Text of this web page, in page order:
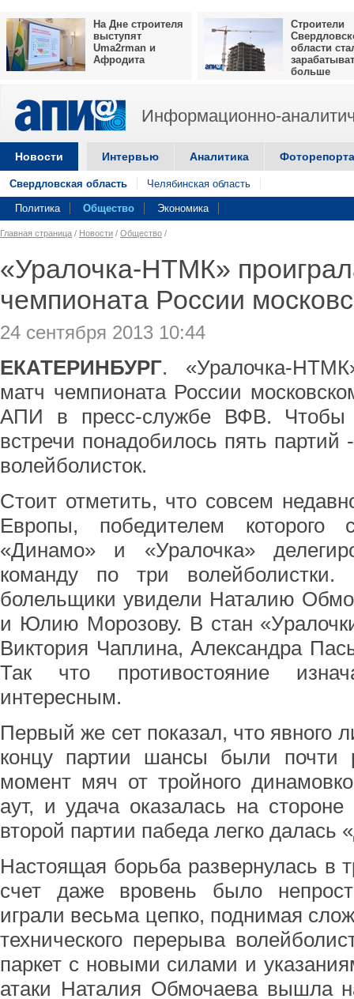
На Дне строителя
выступят
Uma2rman и
Афродита
Строители
области
больше
Информационно-
Новости Интервью Аналитика
Свердловская область Челябинская область
Политика Общество Экономика
Главная страница / Новости / Общество /
«Уралочка-НТМК»
чемпионата России
24 сентября 2013 10:44
ЕКАТЕРИНБУРГ. «Уралочка-
матч чемпионата России
АПИ в пресс-службе ВФВ. Чтобы
встречи понадобилось пять партий
волейболисток.
Стоит отметить, что совсем
Европы, победителем которого
«Динамо» и «Уралочка»
команду по три
болельщики увидели Наталию
и Юлию Морозову. В стан
Виктория Чаплина, Александра
Так что противостояние
интересным.
Первый же сет показал, что явного
концу партии шансы были
момент мяч от тройного
аут, и удача оказалась на
второй партии пабеда легко далась
Настоящая борьба развернулась в
счет даже вровень было
играли весьма цепко, поднимая
технического перерыва
паркет с новыми силами и
атаки Наталия Обмочаева вышла